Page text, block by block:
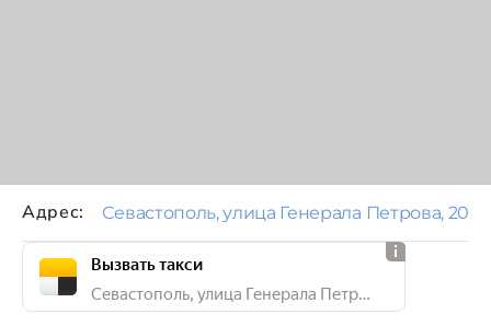
Адрес: Севастополь, улица Генерала Петрова, 20
Вызвать такси
Севастополь, улица Генерала Петрова, 20